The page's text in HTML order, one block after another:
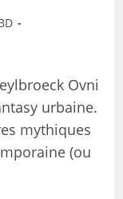
Ovni
urbaine.
mythiques
(ou